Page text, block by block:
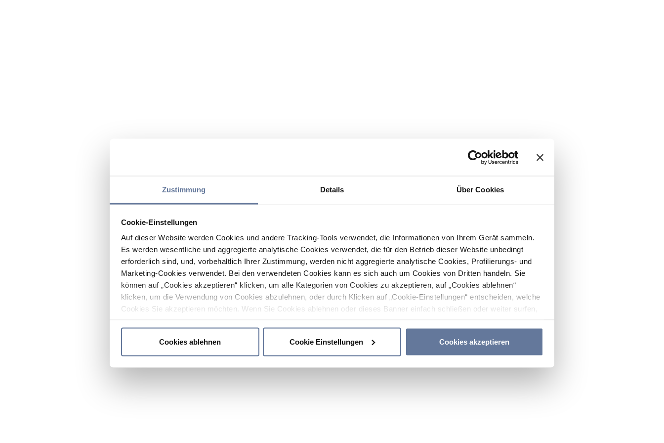
Zustimmung Details Über Cookies
Cookie-Einstellungen
Auf dieser Website werden Cookies und andere Tracking-Tools verwendet, die Informationen von Ihrem Gerät sammeln.
Es werden wesentliche und aggregierte analytische Cookies verwendet, die für den Betrieb dieser Website unbedingt
erforderlich sind, und, vorbehaltlich Ihrer Zustimmung, werden nicht aggregierte analytische Cookies, Profilierungs- und
Marketing-Cookies verwendet. Bei den verwendeten Cookies kann es sich auch um Cookies von Dritten handeln. Sie
können auf „Cookies akzeptieren“ klicken, um alle Kategorien von Cookies zu akzeptieren, auf „Cookies ablehnen“
klicken, um die Verwendung von Cookies abzulehnen, oder durch Klicken auf „Cookie-Einstellungen“ entscheiden, welche
Cookies Sie akzeptieren möchten. Wenn Sie Cookies ablehnen oder dieses Banner einfach schließen oder weiter surfen,
Cookies ablehnen
Cookie Einstellungen Cookies akzeptieren